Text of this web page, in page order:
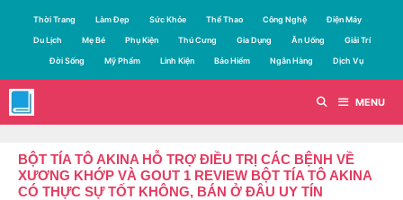
dung
Thời Trang Làm Đẹp Sức Khỏe Thể Thao Công Nghệ Điện Máy
Du Lịch Mẹ Bé Phụ Kiện Thú Cưng Gia Dụng Ăn Uống Giải Trí
Đời Sống Mỹ Phẩm Linh Kiện Bảo Hiểm Ngân Hàng Dịch Vụ
MENU
BỘT TÍA TÔ AKINA HỖ TRỢ ĐIỀU TRỊ CÁC BỆNH VỀ
XƯƠNG KHỚP VÀ GOUT 1 REVIEW BỘT TÍA TÔ AKINA
CÓ THỰC SỰ TỐT KHÔNG, BÁN Ở ĐÂU UY TÍN